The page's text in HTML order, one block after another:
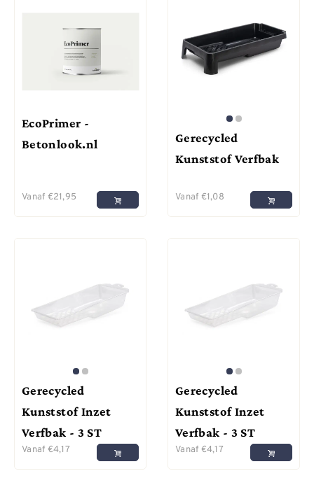
EcoPrimer -
Betonlook.nl
Vanaf €21,95
Gerecycled
Kunststof Verfbak
Vanaf €1,08
Gerecycled
Kunststof Inzet
Verfbak - 3 ST
Vanaf €4,17
Gerecycled
Kunststof Inzet
Verfbak - 3 ST
Vanaf €4,17